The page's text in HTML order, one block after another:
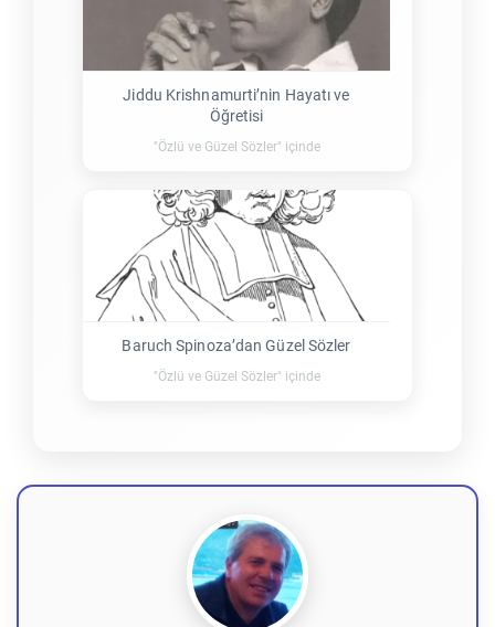
Jiddu Krishnamurti’nin Hayatı ve
Öğretisi
"Özlü ve Güzel Sözler" içinde
Baruch Spinoza’dan Güzel Sözler
"Özlü ve Güzel Sözler" içinde